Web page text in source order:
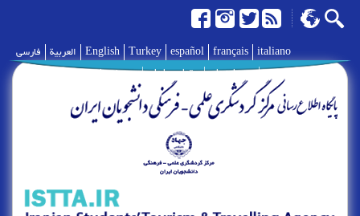
فارسی العربية English Turkey español français italiano
درباره ما | تماس با ما | پیوند ها |